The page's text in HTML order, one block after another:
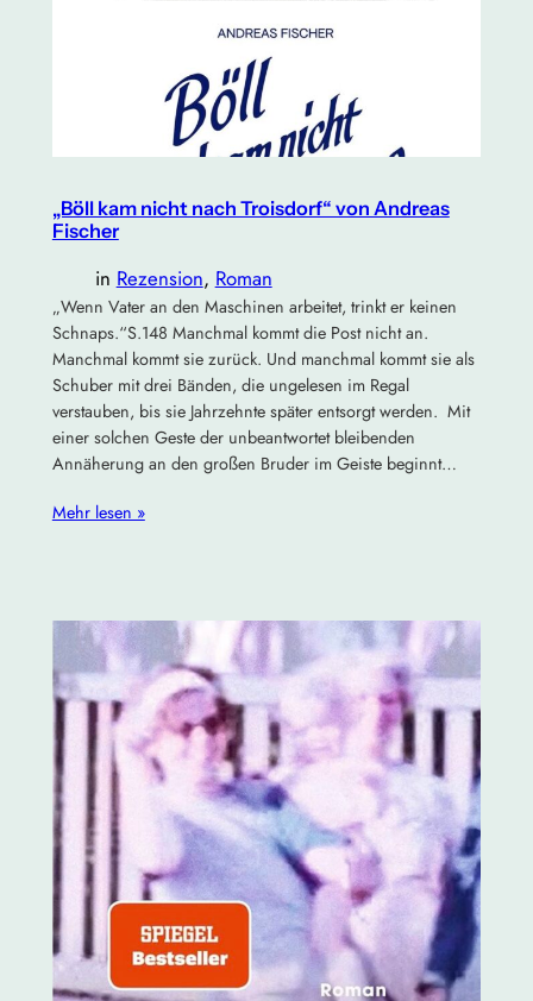
„Böll kam nicht nach Troisdorf“ von Andreas
Fischer
in Rezension, Roman
„Wenn Vater an den Maschinen arbeitet, trinkt er keinen
Schnaps.“S.148 Manchmal kommt die Post nicht an.
Manchmal kommt sie zurück. Und manchmal kommt sie als
Schuber mit drei Bänden, die ungelesen im Regal
verstauben, bis sie Jahrzehnte später entsorgt werden. Mit
einer solchen Geste der unbeantwortet bleibenden
Annäherung an den großen Bruder im Geiste beginnt…
Mehr lesen »